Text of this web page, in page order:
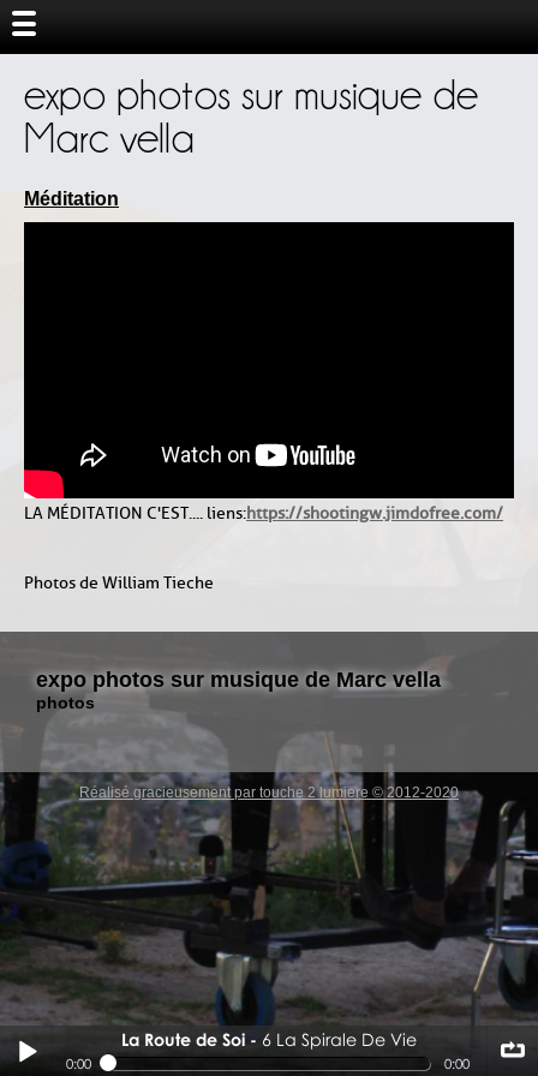
expo photos sur musique de
Marc vella
Méditation
LA MÉDITATION C'EST.... liens :https://shootingw.jimdofree.com/
Photos de William Tieche
expo photos sur musique de Marc vella
photos
La Route de Soi 6 La Spirale De Vie
0:00 0:00
6 La Spirale De Vie
Réalisé gracieusement par touche 2 lumiere © 2012-2020